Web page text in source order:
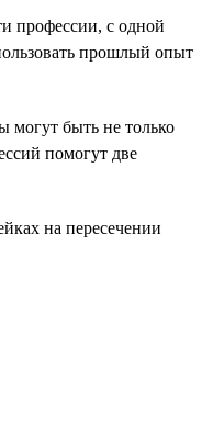
профессии, с одной
прошлый опыт
могут быть не только
помогут две
на пересечении